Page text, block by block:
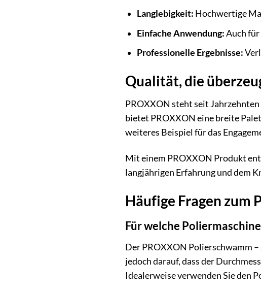
Langlebigkeit: Hochwertige
Einfache Anwendung:Auch für
Professionelle Ergebnisse:
Qualität, die
PROXXON steht seit
bietet PROXXON eine breite
weiteres Beispiel für das
Mit einem PROXXON Produkt
langjährigen Erfahrung und dem
Häufige Fragen zum
Für welche
Der PROXXON Polierschwamm
jedoch darauf, dass der
Idealerweise verwenden Sie den